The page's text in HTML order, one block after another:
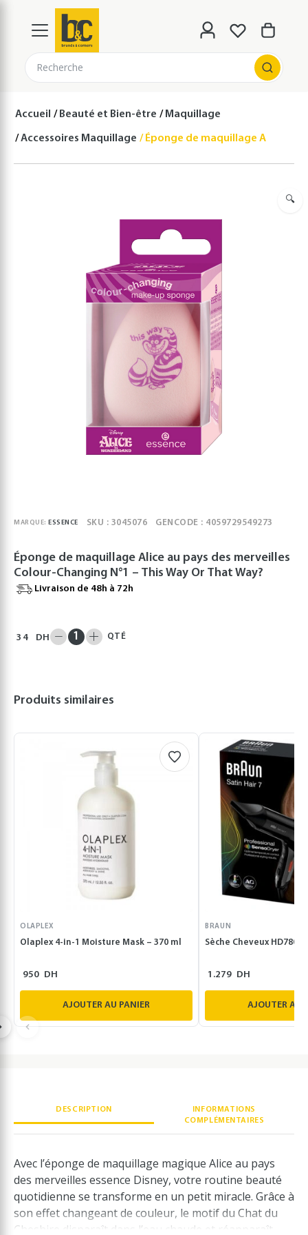
Recherche
Accueil Beauté et Bien-être Maquillage
Accessoires Maquillage Éponge de maquillage Alice au
🔍
MARQUE: ESSENCE SKU : 3045076 GENCODE : 4059729549273
Éponge de maquillage Alice au pays des merveilles
Colour-Changing N°1 – This Way Or That Way?
Livraison de 48h à 72h
34 DH QTÉ
Produits similaires
OLAPLEX
Olaplex 4-in-1 Moisture Mask – 370 ml
950 DH
AJOUTER AU PANIER
BRAUN
Sèche Cheveux HD780
1.279 DH
AJOUTER AU
DESCRIPTION
INFORMATIONS
COMPLÉMENTAIRES
Avec l’éponge de maquillage magique Alice au pays
des merveilles essence Disney, votre routine beauté
quotidienne se transforme en un petit miracle. Grâce à
son effet changeant de couleur, le motif du Chat du
Cheshire disparaît dans l’eau chaude et réapparaît